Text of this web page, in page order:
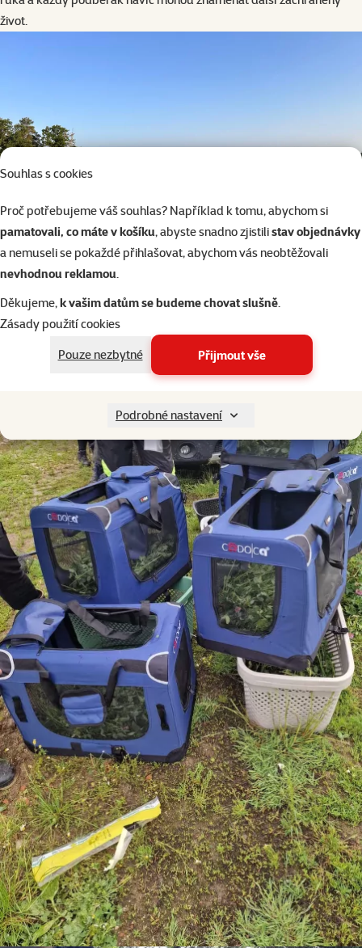
Souhlas s cookies
Proč potřebujeme váš souhlas? Například k tomu, abychom si
pamatovali, co máte v košíku, abyste snadno zjistilistav objednávky
a nemuseli se pokaždé přihlašovat, abychom vás neobtěžovali
nevhodnou reklamou.
Děkujeme,k vašim datům se budeme chovat slušně.
Zásady použití cookies
Pouze nezbytné
Přijmout vše
Podrobné nastavení
život.